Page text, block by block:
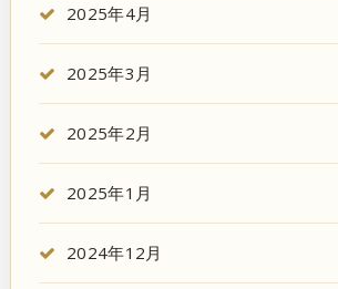
2025年4月
2025年3月
2025年2月
2025年1月
2024年12月